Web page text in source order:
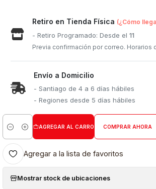
Retiro en Tienda Física (¿Cómo
- Retiro Programado: Desde el11
Previa confirmación por correo. Horarios
Envío a Domicilio
- Santiago de 4 a 6 días hábiles
- Regiones desde 5 días hábiles
Cantidad
AGREGAR AL CARRO COMPRAR AHORA
Agregar a la lista de favoritos
Mostrar stock de ubicaciones